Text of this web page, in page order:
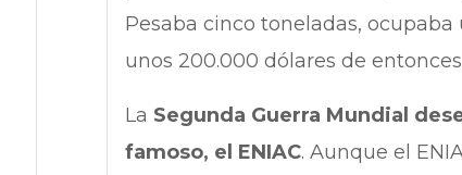
Pesaba cinco toneladas,
unos 200.000 dólares de
La Segunda Guerra Mundial
famoso, el ENIAC. Aunque el